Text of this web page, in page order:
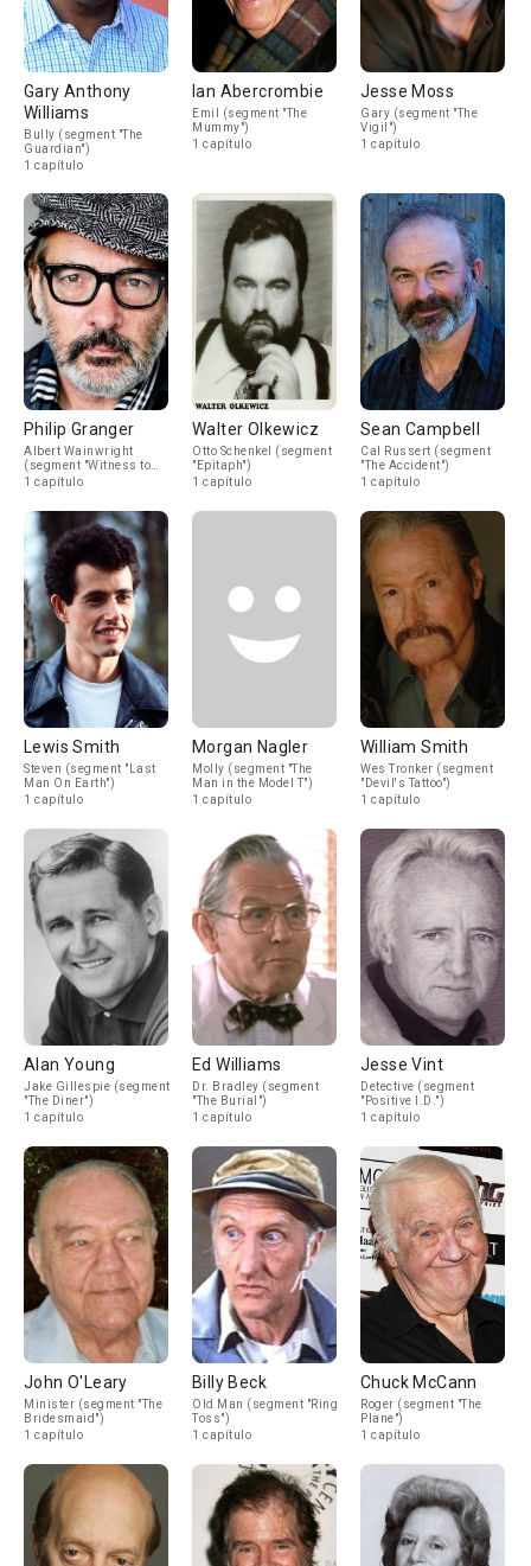
Gary Anthony
Williams
Bully (segment "The
Guardian")
1 capítulo
Ian Abercrombie
Emil (segment "The
Mummy")
1 capítulo
Jesse Moss
Gary (segment "The
Vigil")
1 capítulo
Philip Granger
Albert Wainwright
(segment "Witness to
Murder")
1 capítulo
Walter Olkewicz
Otto Schenkel (segment
"Epitaph")
1 capítulo
Sean Campbell
Cal Russert (segment
"The Accident")
1 capítulo
Lewis Smith
Steven (segment "Last
Man On Earth")
1 capítulo
Morgan Nagler
Molly (segment "The
Man in the Model T")
1 capítulo
William Smith
Wes Tronker (segment
"Devil's Tattoo")
1 capítulo
Alan Young
Jake Gillespie (segment
"The Diner")
1 capítulo
Ed Williams
Dr. Bradley (segment
"The Burial")
1 capítulo
Jesse Vint
Detective (segment
"Positive I.D.")
1 capítulo
John O'Leary
Minister (segment "The
Bridesmaid")
1 capítulo
Billy Beck
Old Man (segment "Ring
Toss")
1 capítulo
Chuck McCann
Roger (segment "The
Plane")
1 capítulo